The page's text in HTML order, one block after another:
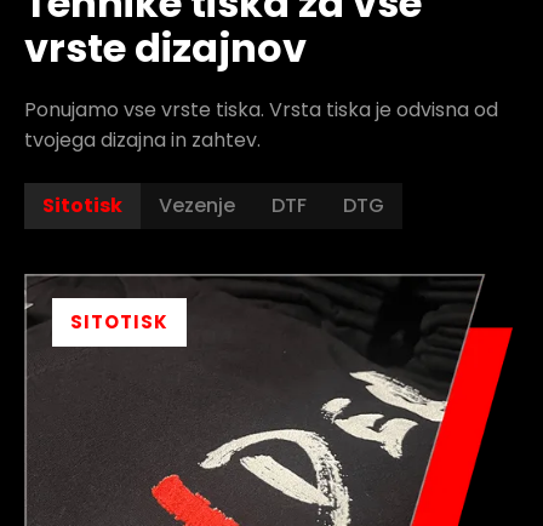
vrste dizajnov
Ponujamo vse vrste tiska. Vrsta tiska je odvisna od
tvojega dizajna in zahtev.
Sitotisk Vezenje DTF DTG
SITOTISK